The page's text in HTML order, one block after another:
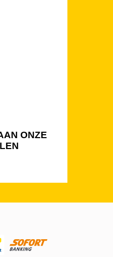
ONZE